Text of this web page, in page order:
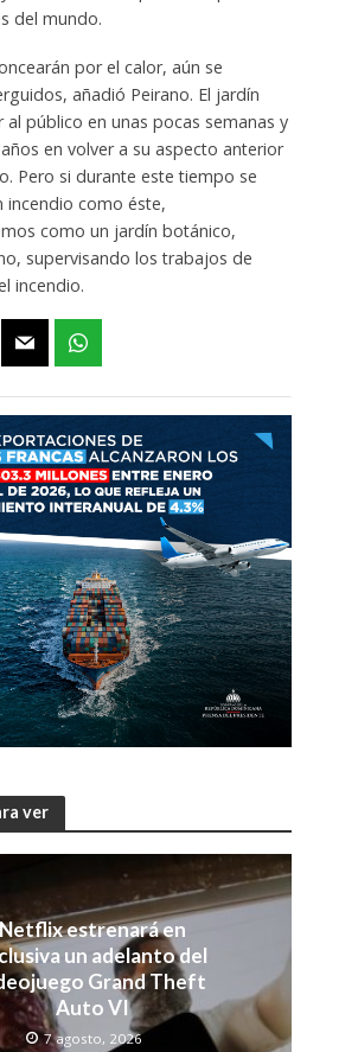
del mundo.
por el calor, aún se
añadió Peirano. El jardín
al público en unas pocas semanas y
en volver a su aspecto anterior
Pero si durante este tiempo se
incendio como éste,
como un jardín botánico,
supervisando los trabajos de
incendio.
ver
Netflix estrenará en
un adelanto del
Grand Theft
Auto VI
7 agosto, 2026